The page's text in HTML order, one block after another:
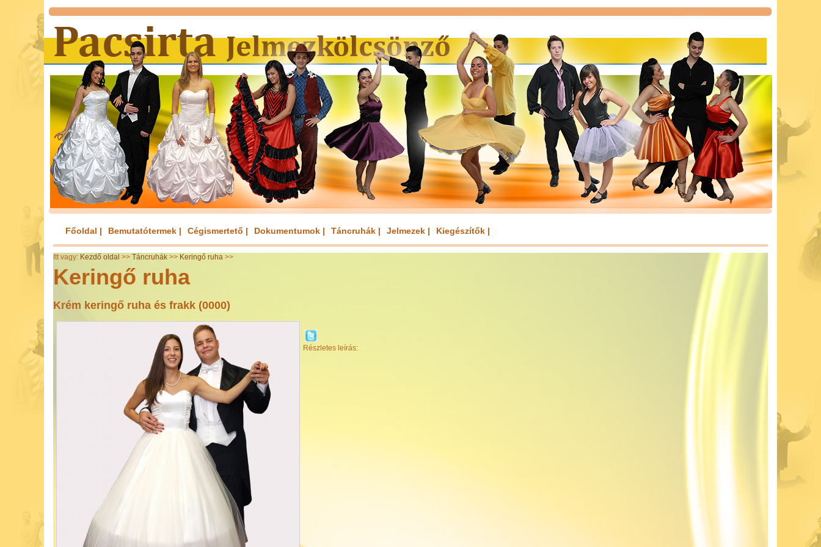
Főoldal | Bemutatótermek | Cégismertető | Dokumentumok | Táncruhák | Jelmezek | Kiegészítők |
Itt vagy: Kezdő oldal >> Táncruhák >> Keringő ruha >>
Keringő ruha
Krém keringő ruha és frakk (0000)
Részletes leírás: